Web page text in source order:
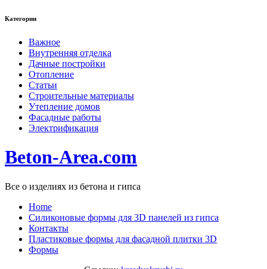
Категории
Важное
Внутренняя отделка
Дачные постройки
Отопление
Статьи
Строительные материалы
Утепление домов
Фасадные работы
Электрификация
Beton-Area.com
Все о изделиях из бетона и гипса
Home
Cиликоновые формы для 3D панелей из гипса
Контакты
Пластиковые формы для фасадной плитки 3D
Формы